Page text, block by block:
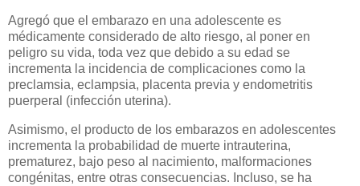
Agregó que el embarazo en una adolescente es
médicamente considerado de alto riesgo, al poner en
peligro su vida, toda vez que debido a su edad se
incrementa la incidencia de complicaciones como la
preclamsia, eclampsia, placenta previa y endometritis
puerperal (infección uterina).
Asimismo, el producto de los embarazos en adolescentes
incrementa la probabilidad de muerte intrauterina,
prematurez, bajo peso al nacimiento, malformaciones
congénitas, entre otras consecuencias. Incluso, se ha